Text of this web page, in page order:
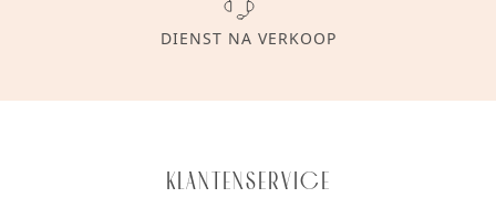
DIENST NA VERKOOP
Klantenservice